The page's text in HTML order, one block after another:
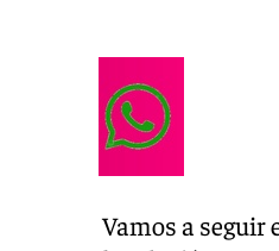
calles. Vamos a